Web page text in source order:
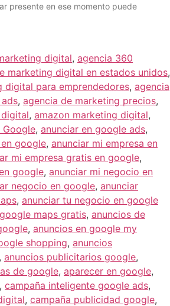
presente en ese momento puede
digital, agencia 360
marketing digital en estados unidos,
digital para emprendedores, agencia
, agencia de marketing precios,
, amazon marketing digital,
Google, anunciar en google ads,
google, anunciar mi empresa en
mi empresa gratis en google,
google, anunciar mi negocio en
negocio en google, anunciar
, anunciar tu negocio en google
maps gratis, anuncios de
, anuncios en google my
shopping, anuncios
, anuncios publicitarios google,
de google, aparecer en google,
, campaña inteligente google ads,
, campaña publicidad google,